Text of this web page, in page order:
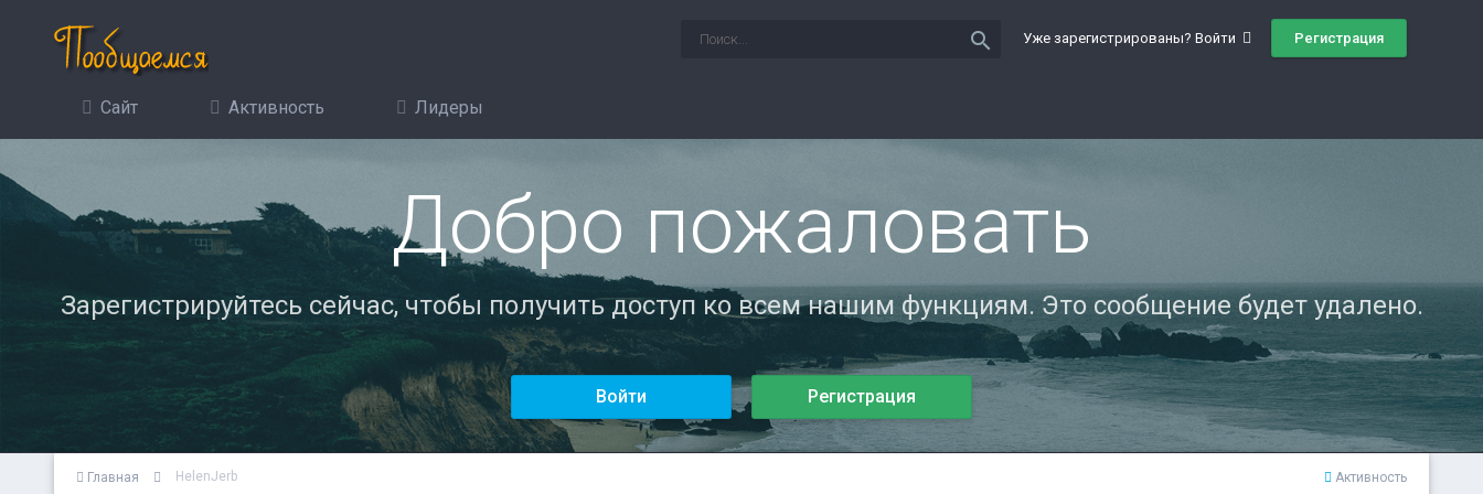
Уже зарегистрированы? Войти Регистрация
search
Сайт Активность Лидеры
Добро пожаловать
Зарегистрируйтесь сейчас, чтобы получить доступ ко всем нашим функциям. Это сообщение будет удалено.
Войти Регистрация
Активность
Главная HelenJerb